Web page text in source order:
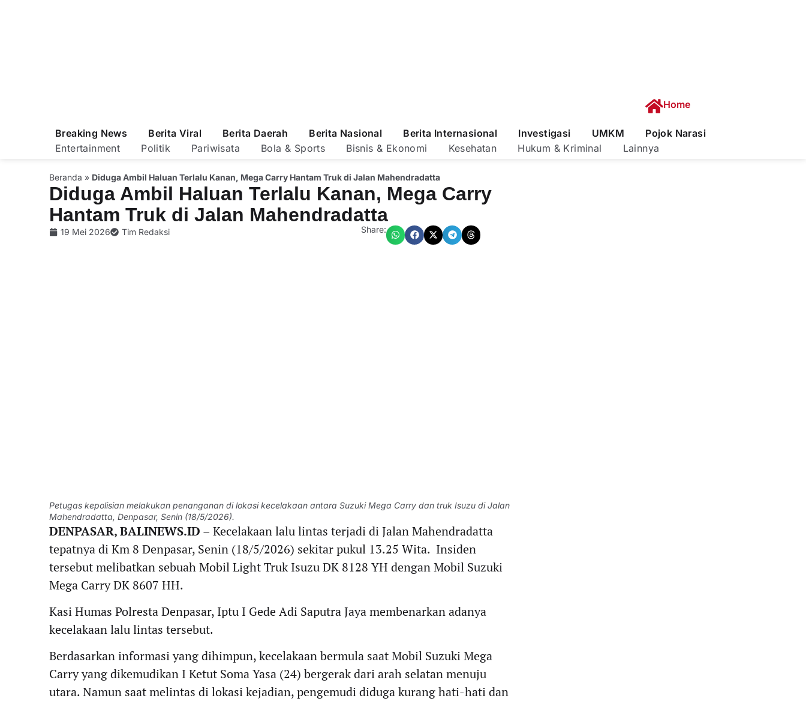
Home
Breaking News Berita Viral Berita Daerah Berita Nasional Berita Internasional Investigasi UMKM
Pojok Narasi
Entertainment
Politik Pariwisata Bola & Sports Bisnis & Ekonomi Kesehatan Hukum & Kriminal Lainnya
Beranda » Diduga Ambil Haluan Terlalu Kanan, Mega Carry Hantam Truk di Jalan Mahendradatta
Diduga Ambil Haluan Terlalu Kanan, Mega Carry
Hantam Truk di Jalan Mahendradatta
19 Mei 2026 Tim Redaksi Share:
Petugas kepolisian melakukan penanganan di lokasi kecelakaan antara Suzuki Mega Carry dan truk Isuzu di Jalan
Mahendradatta, Denpasar, Senin (18/5/2026).
DENPASAR, BALINEWS.ID – Kecelakaan lalu lintas terjadi di Jalan Mahendradatta
tepatnya di Km 8 Denpasar, Senin (18/5/2026) sekitar pukul 13.25 Wita. Insiden
tersebut melibatkan sebuah Mobil Light Truk Isuzu DK 8128 YH dengan Mobil Suzuki
Mega Carry DK 8607 HH.
Kasi Humas Polresta Denpasar, Iptu I Gede Adi Saputra Jaya membenarkan adanya
kecelakaan lalu lintas tersebut.
Berdasarkan informasi yang dihimpun, kecelakaan bermula saat Mobil Suzuki Mega
Carry yang dikemudikan I Ketut Soma Yasa (24) bergerak dari arah selatan menuju
utara. Namun saat melintas di lokasi kejadian, pengemudi diduga kurang hati-hati dan